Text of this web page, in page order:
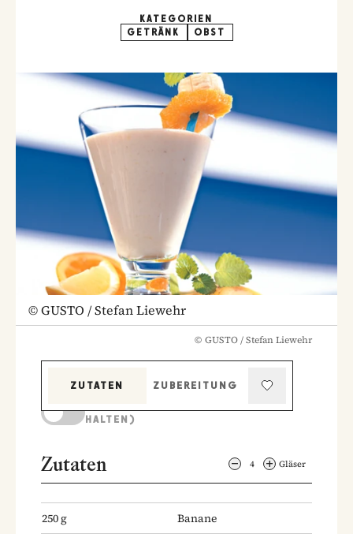
KATEGORIEN
GETRÄNK
OBST
©GUSTO / Stefan Liewehr
© GUSTO / Stefan Liewehr
ZUTATEN
ZUBEREITUNG
HALTEN)
Zutaten 4 Gläser
250g
Banane